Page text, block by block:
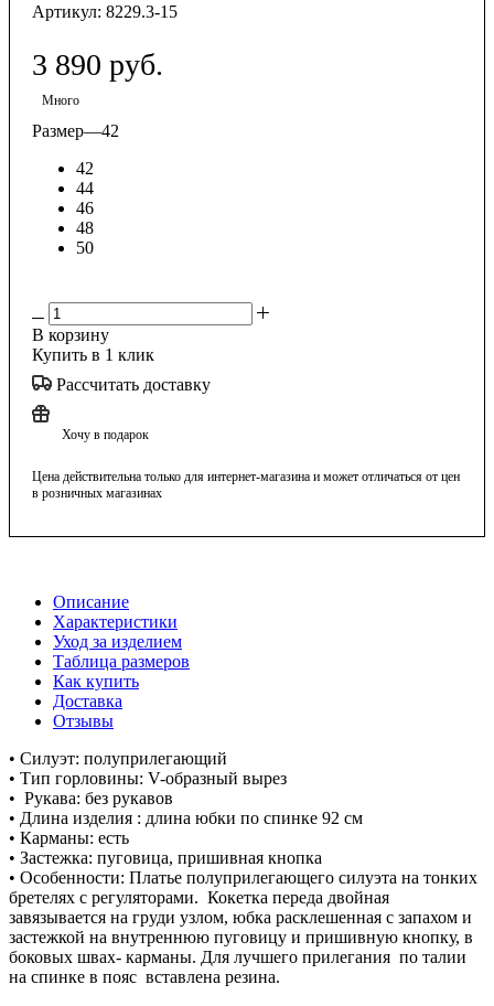
Артикул: 8229.3-15
3 890 руб.
Много
Размер—42
42
44
46
48
50
В корзину
Купить в 1 клик
Рассчитать доставку
Хочу в подарок
Цена действительна только для интернет-магазина и может отличаться от цен
в розничных магазинах
Описание
Характеристики
Уход за изделием
Таблица размеров
Как купить
Доставка
Отзывы
• Силуэт: полуприлегающий
• Тип горловины: V-образный вырез
• Рукава: без рукавов
• Длина изделия : длина юбки по спинке 92 см
• Карманы: есть
• Застежка: пуговица, пришивная кнопка
• Особенности: Платье полуприлегающего силуэта на тонких
бретелях с регуляторами. Кокетка переда двойная
завязывается на груди узлом, юбка расклешенная с запахом и
застежкой на внутреннюю пуговицу и пришивную кнопку, в
боковых швах- карманы. Для лучшего прилегания по талии
на спинке в пояс вставлена резина.